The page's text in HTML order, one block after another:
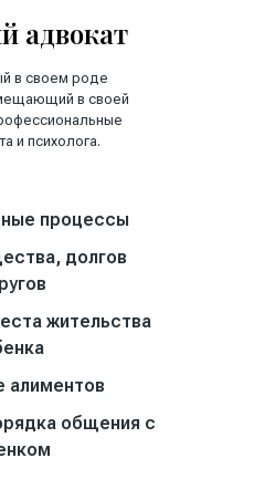
адвокат
в своем роде
в своей
и психолога.
процессы
долгов
жительства
алиментов
общения с